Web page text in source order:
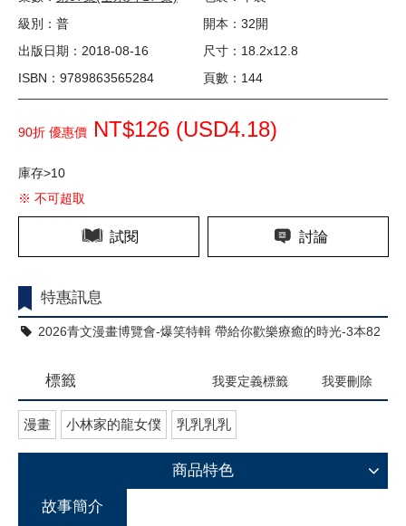
級別：普
開本：32開
出版日期：2018-08-16
尺寸：18.2x12.8
ISBN：9789863565284
頁數：144
90折 優惠價 NT$126 (USD4.18)
庫存>10
※ 不可超取
試閱 討論
特惠訊息
2026青文漫畫博覽會-爆笑特輯 帶給你歡樂療癒的時光-3本82
標籤 我要定義標籤 我要刪除
漫畫 小林家的龍女僕 乳乳乳乳
商品特色
故事簡介